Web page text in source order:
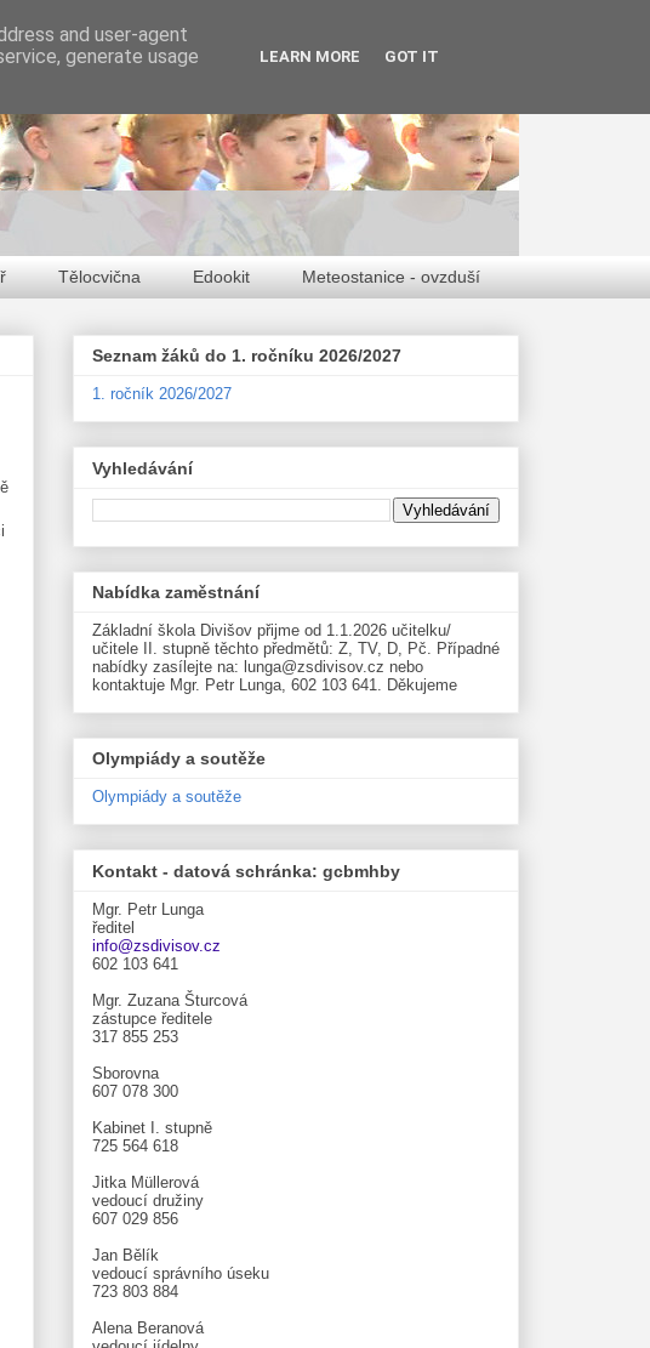
Tělocvična Edookit Meteostanice - ovzduší
Seznam žáků do 1. ročníku 2026/2027
1. ročník 2026/2027
Vyhledávání
Nabídka zaměstnání
Základní škola Divišov přijme od 1.1.2026 učitelku/
učitele II. stupně těchto předmětů: Z, TV, D, Pč. Případné
nabídky zasílejte na: lunga@zsdivisov.cz nebo
kontaktuje Mgr. Petr Lunga, 602 103 641. Děkujeme
Olympiády a soutěže
Olympiády a soutěže
Kontakt - datová schránka: gcbmhby
Mgr. Petr Lunga
ředitel
info@zsdivisov.cz
602 103 641
Mgr. Zuzana Šturcová
zástupce ředitele
317 855 253
Sborovna
607 078 300
Kabinet I. stupně
725 564 618
Jitka Müllerová
vedoucí družiny
607 029 856
Jan Bělík
vedoucí správního úseku
723 803 884
Alena Beranová
and user-agent
generate usage
LEARN MORE GOT IT